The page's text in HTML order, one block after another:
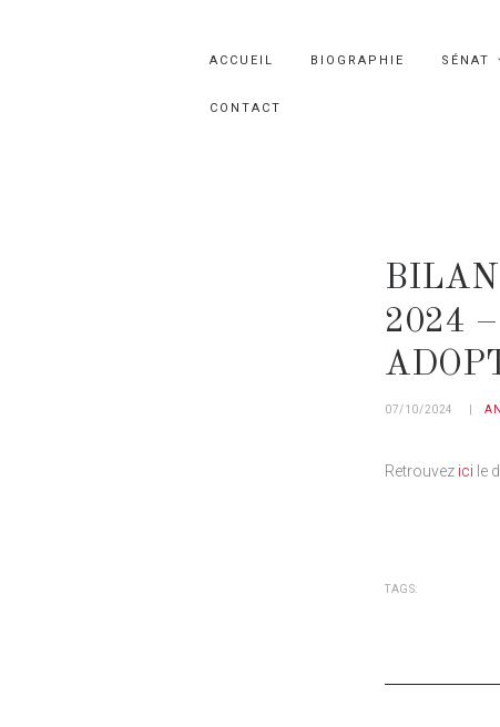
ACCUEIL BIOGRAPHIE SÉNAT
CONTACT
2024
07/10/2024
Retrouvez ici le
TAGS: